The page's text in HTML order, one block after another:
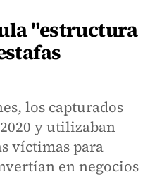
"estructura
los capturados
y utilizaban
víctimas para
en negocios